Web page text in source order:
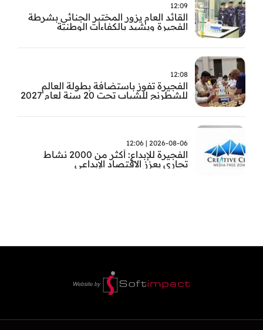
12:09
القائد العام يزور المختبر الجنائي بشرطة
الفجيرة ويشيد بالكفاءات الوطنية
12:08
الفجيرة تفوز باستضافة بطولة العالم
للشطرنج للشباب تحت 20 سنة لعام 2027
2026-08-06 | 12:06
الفجيرة للإبداع: أكثر من 2000 نشاط
تجاري يعزز الاقتصاد الإبداعي